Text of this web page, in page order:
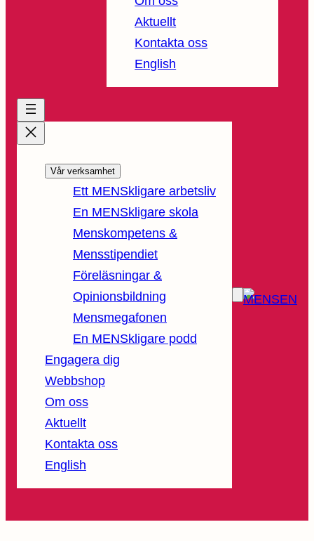
Aktuellt
Kontakta oss
English
Vår verksamhet
Ett MENSkligare arbetsliv
En MENSkligare skola
Menskompetens &
Mensstipendiet
Föreläsningar &
Opinionsbildning
Mensmegafonen
En MENSkligare podd
Engagera dig
Webbshop
Om oss
Aktuellt
Kontakta oss
English